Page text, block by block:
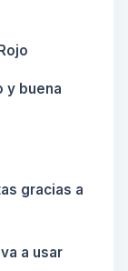
y buena
gracias a
a usar